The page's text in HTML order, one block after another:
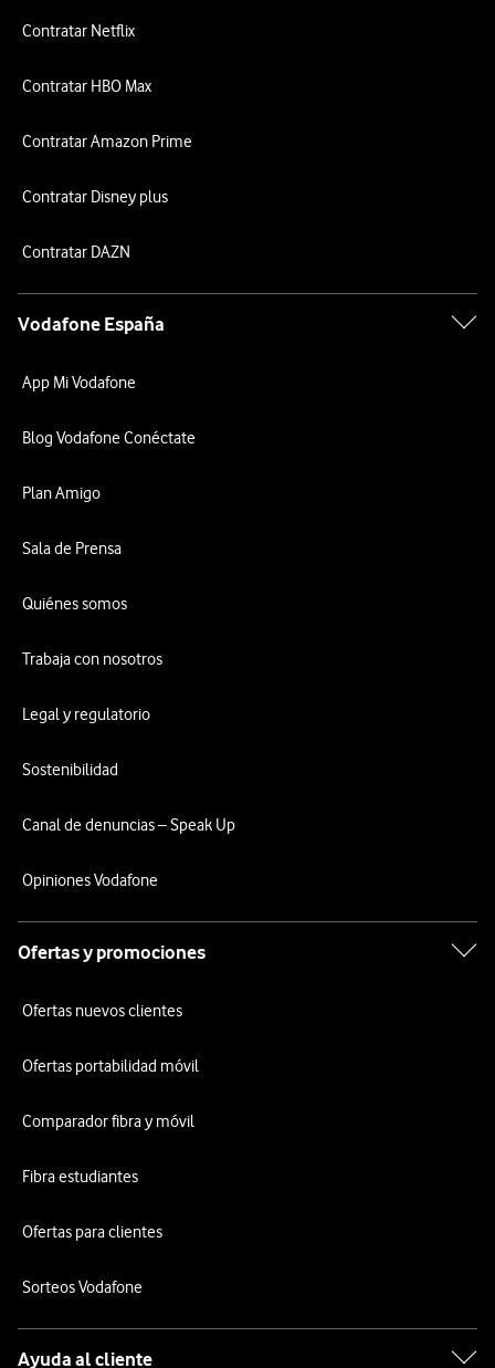
Contratar Netflix
Contratar HBO Max
Contratar Amazon Prime
Contratar Disney plus
Contratar DAZN
Vodafone España
App Mi Vodafone
Blog Vodafone Conéctate
Plan Amigo
Sala de Prensa
Quiénes somos
Trabaja con nosotros
Legal y regulatorio
Sostenibilidad
Canal de denuncias – Speak Up
Opiniones Vodafone
Ofertas y promociones
Ofertas nuevos clientes
Ofertas portabilidad móvil
Comparador fibra y móvil
Fibra estudiantes
Ofertas para clientes
Sorteos Vodafone
Ayuda al cliente